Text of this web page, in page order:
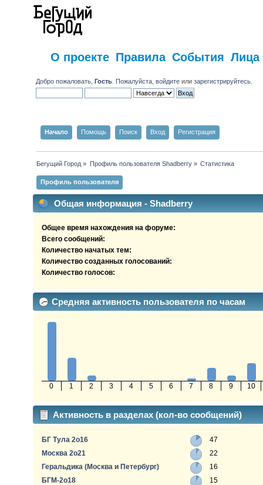
О проекте Правила События Лица
Добро пожаловать,Гость . Пожалуйста,войдите илизарегистрируйтесь
Начало Помощь Поиск Вход Регистрация
Бегущий Город » Профиль пользователя Shadberry» Статистика
Профиль пользователя
Общая информация - Shadberry
Общее время нахождения на форуме:
Всего сообщений:
Количество начатых тем:
Количество созданных голосований:
Количество голосов:
Средняя активность пользователя по часам
0 1 2 3 4 5 6 7 8 9 10
Активность в разделах (кол-во сообщений)
БГ Тула 2о16
47
Москва 2о21
22
Геральдика (Москва и Петербург)
16
БГМ-2о18
15